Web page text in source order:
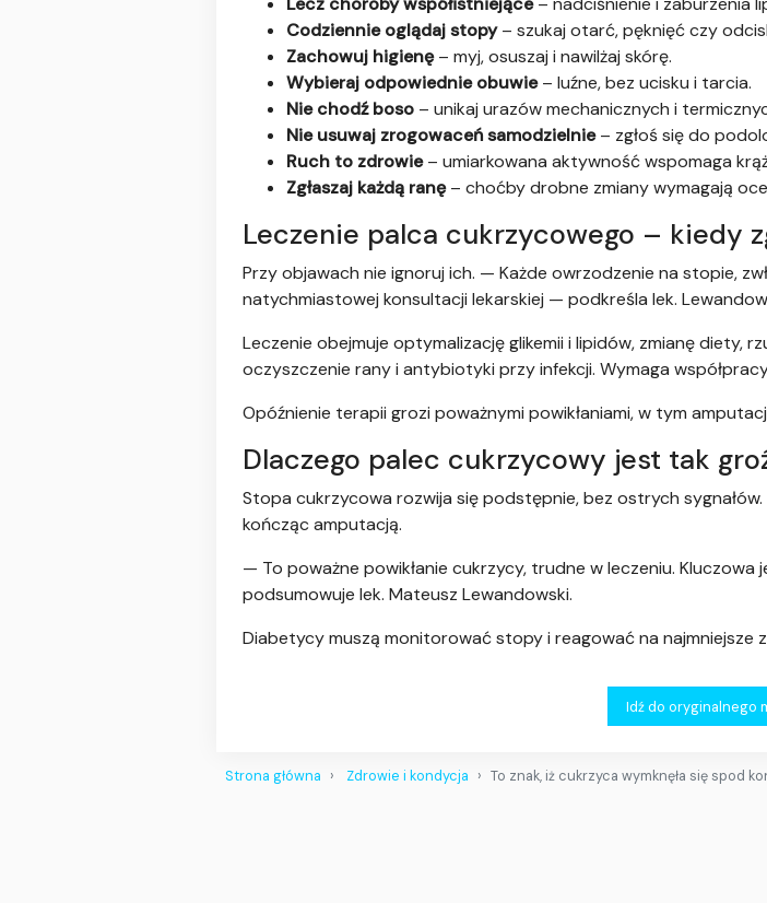
Codziennie oglądaj stopy– szukaj otarć, pęknięć czy
Zachowuj higienę– myj, osuszaj i nawilżaj skórę.
Wybieraj odpowiednie obuwie– luźne, bez ucisku i tarcia.
Nie chodź boso – unikaj urazów mechanicznych i
Nie usuwaj zrogowaceń samodzielnie– zgłoś się do
Ruch to zdrowie– umiarkowana aktywność wspomaga
Zgłaszaj każdą ranę– choćby drobne zmiany wymagają
Leczenie palca cukrzycowego – kiedy
Przy objawach nie ignoruj ich. — Każde owrzodzenie na stopie,
natychmiastowej konsultacji lekarskiej — podkreśla lek.
Leczenie obejmuje optymalizację glikemii i lipidów, zmianę diety,
oczyszczenie rany i antybiotyki przy infekcji. Wymaga
Opóźnienie terapii grozi poważnymi powikłaniami, w tym
Dlaczego palec cukrzycowy jest tak
Stopa cukrzycowa rozwija się podstępnie, bez ostrych
kończąc amputacją.
— To poważne powikłanie cukrzycy, trudne w leczeniu.
podsumowuje lek. Mateusz Lewandowski.
Diabetycy muszą monitorować stopy i reagować na najmniejsze
Idź do oryginalnego
Strona główna Zdrowie i kondycja To znak, iż cukrzyca wymknęła się spod